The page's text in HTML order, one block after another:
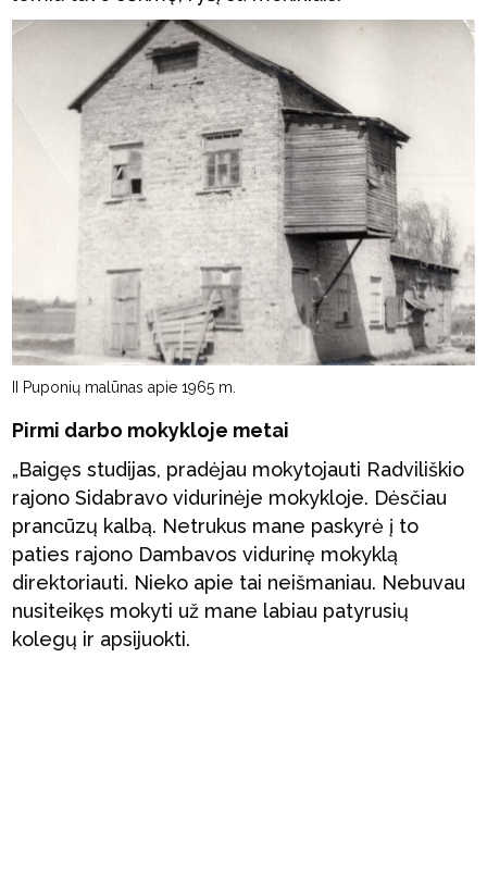
II Puponių malūnas apie 1965 m.
Pirmi darbo mokykloje metai
„Baigęs studijas, pradėjau mokytojauti Radviliškio
rajono Sidabravo vidurinėje mokykloje. Dėsčiau
prancūzų kalbą. Netrukus mane paskyrė į to
paties rajono Dambavos vidurinę mokyklą
direktoriauti. Nieko apie tai neišmaniau. Nebuvau
nusiteikęs mokyti už mane labiau patyrusių
kolegų ir apsijuokti.